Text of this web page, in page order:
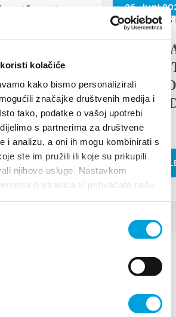
kolačiće
kako bismo personalizirali
značajke društvenih medija i
tako, podatke o vašoj upotrebi
s partnerima za društvene
i analizu, a oni ih mogu kombinirati s
ste im pružili ili koje su prikupili
njihove usluge. Nastavkom
stranica vi prihvaćate našu
šetalište 30,
Hrvatska
Richtungen
the stars
again becoming
At the
26. Juni
17th
FAIR